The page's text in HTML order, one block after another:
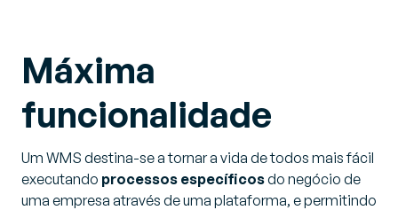
Máxima
funcionalidade
Um WMS destina-se a tornar a vida de todos mais fácil
executando processos específicosdo negócio de
uma empresa através de uma plataforma, e permitindo